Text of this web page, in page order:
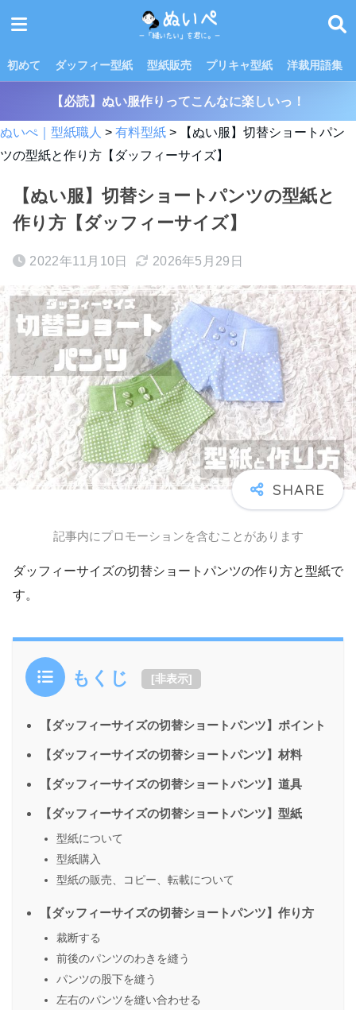
初めて ダッフィー型紙 型紙販売 プリキャ型紙 洋裁用語集
【必読】ぬい服作りってこんなに楽しいっ！
ぬいぺ｜型紙職人 > 有料型紙 >
【ぬい服】切替ショートパン
ツの型紙と作り方【ダッフィーサイズ】
【ぬい服】切替ショートパンツの型紙と
作り方【ダッフィーサイズ】
2022年11月10日 2026年5月29日
記事内にプロモーションを含むことがあります
ダッフィーサイズの切替ショートパンツの作り方と型紙で
す。
もくじ [非表示]
【ダッフィーサイズの切替ショートパンツ】ポイント
【ダッフィーサイズの切替ショートパンツ】材料
【ダッフィーサイズの切替ショートパンツ】道具
【ダッフィーサイズの切替ショートパンツ】型紙
型紙について
型紙購入
型紙の販売、コピー、転載について
【ダッフィーサイズの切替ショートパンツ】作り方
裁断する
前後のパンツのわきを縫う
パンツの股下を縫う
左右のパンツを縫い合わせる